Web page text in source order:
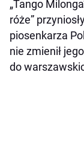
„Tango
róże”
piosenkarza
nie zmienił
do